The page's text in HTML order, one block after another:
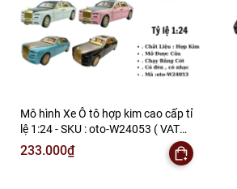
Mô hình Xe Ô tô hợp kim cao cấp tỉ
lệ 1:24 - SKU : oto-W24053 ( VAT
:003-01-150 )
233.000₫